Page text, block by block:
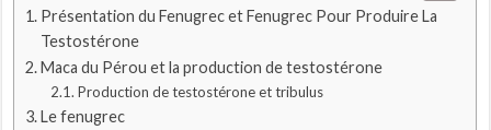
Présentation du Fenugrec et Fenugrec Pour Produire La
Testostérone
Maca du Pérou et la production de testostérone
Production de testostérone et tribulus
Le fenugrec